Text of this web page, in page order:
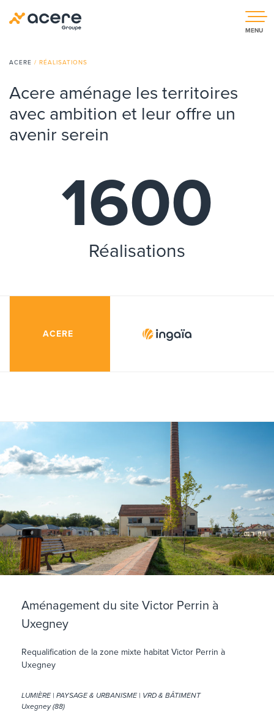
MENU
ACERE / RÉALISATIONS
Acere aménage les territoires
avec ambition et leur offre un
avenir serein
1600
Réalisations
Aménagement du site Victor Perrin à
Uxegney
Requalification de la zone mixte habitat Victor Perrin à
Uxegney
LUMIÈRE | PAYSAGE & URBANISME | VRD & BÂTIMENT
Uxegney (88)